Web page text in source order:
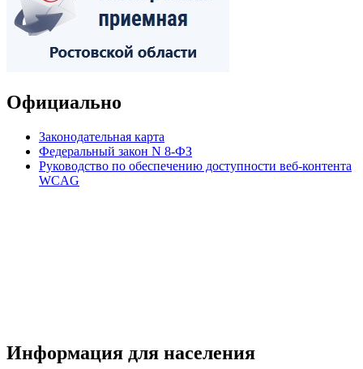
Официально
Законодательная карта
Федеральный закон N 8-ФЗ
Руководство по обеспечению доступности веб-контента
WCAG
Информация для населения